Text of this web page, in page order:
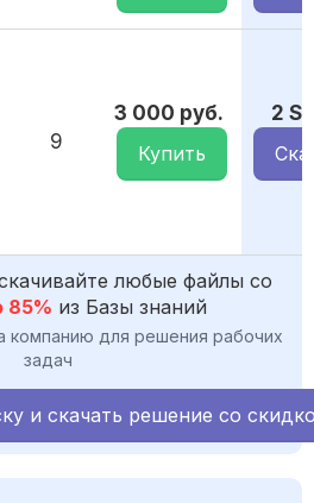
9
3 000 руб.
Купить
2
любые файлы со
85% из Базы знаний
компанию для решения рабочих
задач
и скачать решение со